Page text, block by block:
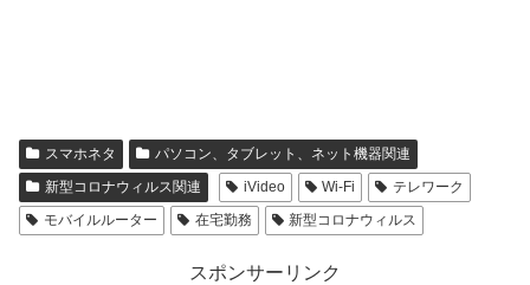
スマホネタ
パソコン、タブレット、ネット機器関連
新型コロナウィルス関連
iVideo Wi-Fi
テレワーク
モバイルルーター
在宅勤務 新型コロナウィルス
スポンサーリンク